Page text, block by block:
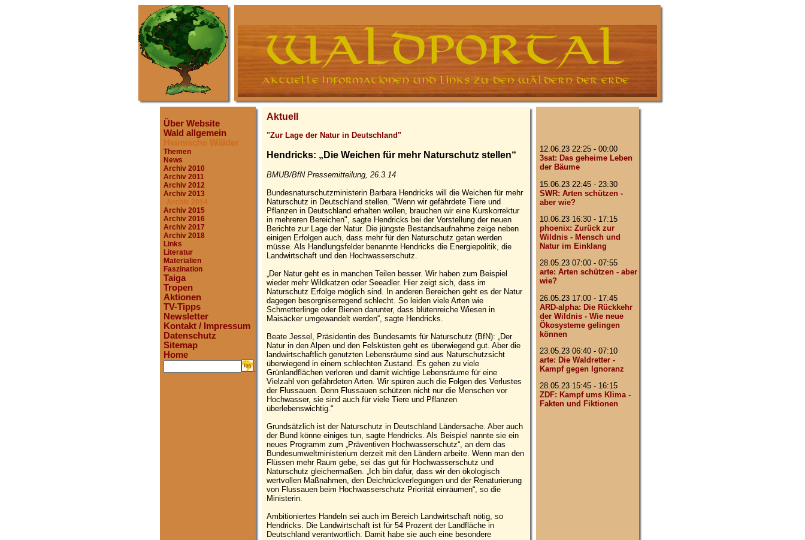
Über Website
Wald allgemein
Heimische Wälder
Themen
News
Archiv 2010
Archiv 2011
Archiv 2012
Archiv 2013
Archiv 2014
Archiv 2015
Archiv 2016
Archiv 2017
Archiv 2018
Links
Literatur
Materialien
Faszination
Taiga
Tropen
Aktionen
TV-Tipps
Newsletter
Kontakt / Impressum
Datenschutz
Sitemap
Home
.
Aktuell
"Zur Lage der Natur in Deutschland"
Hendricks: „Die Weichen für mehr Naturschutz stellen“
BMUB/BfN Pressemitteilung, 26.3.14
Bundesnaturschutzministerin Barbara Hendricks will die Weichen für mehr
Naturschutz in Deutschland stellen. "Wenn wir gefährdete Tiere und
Pflanzen in Deutschland erhalten wollen, brauchen wir eine Kurskorrektur
in mehreren Bereichen", sagte Hendricks bei der Vorstellung der neuen
Berichte zur Lage der Natur. Die jüngste Bestandsaufnahme zeige neben
einigen Erfolgen auch, dass mehr für den Naturschutz getan werden
müsse. Als Handlungsfelder benannte Hendricks die Energiepolitik, die
Landwirtschaft und den Hochwasserschutz.
„Der Natur geht es in manchen Teilen besser. Wir haben zum Beispiel
wieder mehr Wildkatzen oder Seeadler. Hier zeigt sich, dass im
Naturschutz Erfolge möglich sind. In anderen Bereichen geht es der Natur
dagegen besorgniserregend schlecht. So leiden viele Arten wie
Schmetterlinge oder Bienen darunter, dass blütenreiche Wiesen in
Maisäcker umgewandelt werden“, sagte Hendricks.
Beate Jessel, Präsidentin des Bundesamts für Naturschutz (BfN): „Der
Natur in den Alpen und den Felsküsten geht es überwiegend gut. Aber die
landwirtschaftlich genutzten Lebensräume sind aus Naturschutzsicht
überwiegend in einem schlechten Zustand. Es gehen zu viele
Grünlandflächen verloren und damit wichtige Lebensräume für eine
Vielzahl von gefährdeten Arten. Wir spüren auch die Folgen des Verlustes
der Flussauen. Denn Flussauen schützen nicht nur die Menschen vor
Hochwasser, sie sind auch für viele Tiere und Pflanzen
überlebenswichtig.“
Grundsätzlich ist der Naturschutz in Deutschland Ländersache. Aber auch
der Bund könne einiges tun, sagte Hendricks. Als Beispiel nannte sie ein
neues Programm zum „Präventiven Hochwasserschutz“, an dem das
Bundesumweltministerium derzeit mit den Ländern arbeite. Wenn man den
Flüssen mehr Raum gebe, sei das gut für Hochwasserschutz und
Naturschutz gleichermaßen. „Ich bin dafür, dass wir den ökologisch
wertvollen Maßnahmen, den Deichrückverlegungen und der Renaturierung
von Flussauen beim Hochwasserschutz Priorität einräumen“, so die
Ministerin.
Ambitioniertes Handeln sei auch im Bereich Landwirtschaft nötig, so
Hendricks. Die Landwirtschaft ist für 54 Prozent der Landfläche in
Deutschland verantwortlich. Damit habe sie auch eine besondere
12.06.23 22:25 - 00:00
3sat: Das geheime Leben
der Bäume
15.06.23 22:45 - 23:30
SWR: Arten schützen -
aber wie?
10.06.23 16:30 - 17:15
phoenix: Zurück zur
Wildnis - Mensch und
Natur im Einklang
28.05.23 07:00 - 07:55
arte: Arten schützen - aber
wie?
26.05.23 17:00 - 17:45
ARD-alpha: Die Rückkehr
der Wildnis - Wie neue
Ökosysteme gelingen
können
23.05.23 06:40 - 07:10
arte: Die Waldretter -
Kampf gegen Ignoranz
28.05.23 15:45 - 16:15
ZDF: Kampf ums Klima -
Fakten und Fiktionen